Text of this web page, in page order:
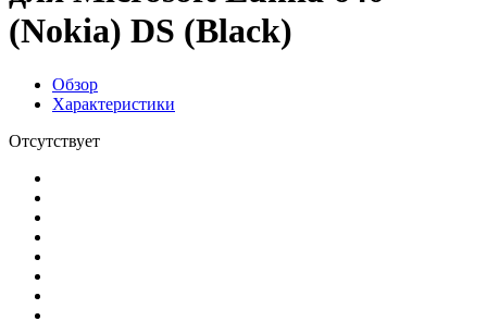
(Nokia) DS (Black)
Обзор
Характеристики
Отсутствует